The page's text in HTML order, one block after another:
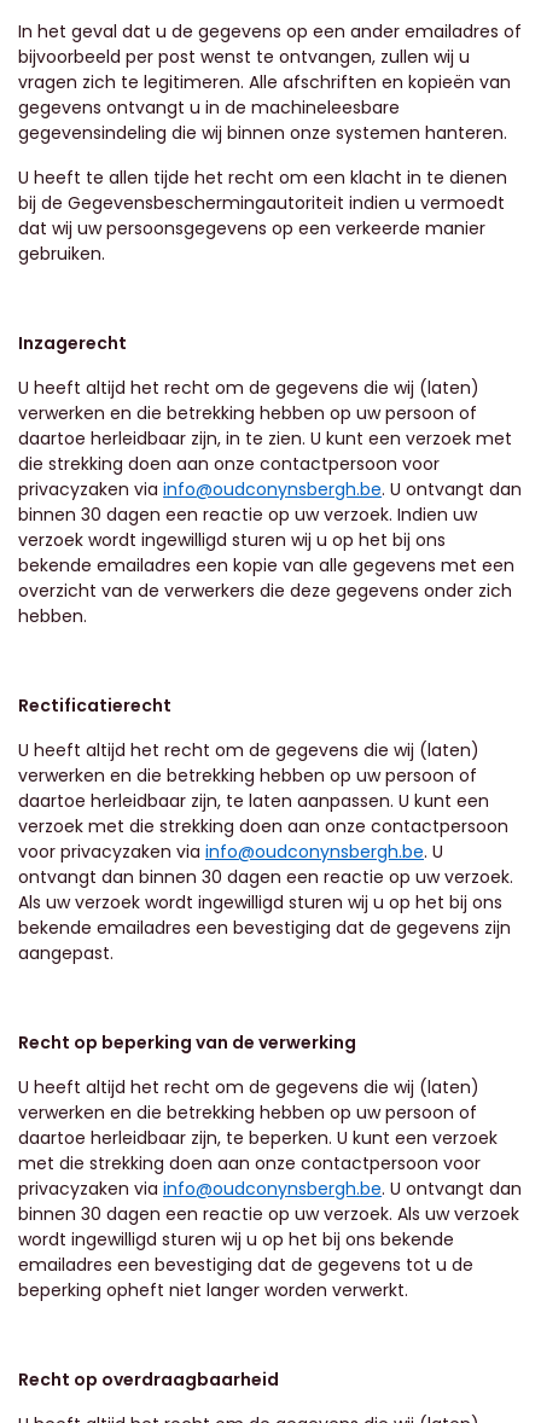
In het geval dat u de gegevens op een ander emailadres of
bijvoorbeeld per post wenst te ontvangen, zullen wij u
vragen zich te legitimeren. Alle afschriften en kopieën van
gegevens ontvangt u in de machineleesbare
gegevensindeling die wij binnen onze systemen hanteren.
U heeft te allen tijde het recht om een klacht in te dienen
bij de Gegevensbeschermingautoriteit indien u vermoedt
dat wij uw persoonsgegevens op een verkeerde manier
gebruiken.
Inzagerecht
U heeft altijd het recht om de gegevens die wij (laten)
verwerken en die betrekking hebben op uw persoon of
daartoe herleidbaar zijn, in te zien. U kunt een verzoek met
die strekking doen aan onze contactpersoon voor
privacyzaken via info@oudconynsbergh.be. U ontvangt dan
binnen 30 dagen een reactie op uw verzoek. Indien uw
verzoek wordt ingewilligd sturen wij u op het bij ons
bekende emailadres een kopie van alle gegevens met een
overzicht van de verwerkers die deze gegevens onder zich
hebben.
Rectificatierecht
U heeft altijd het recht om de gegevens die wij (laten)
verwerken en die betrekking hebben op uw persoon of
daartoe herleidbaar zijn, te laten aanpassen. U kunt een
verzoek met die strekking doen aan onze contactpersoon
voor privacyzaken via info@oudconynsbergh.be. U
ontvangt dan binnen 30 dagen een reactie op uw verzoek.
Als uw verzoek wordt ingewilligd sturen wij u op het bij ons
bekende emailadres een bevestiging dat de gegevens zijn
aangepast.
Recht op beperking van de verwerking
U heeft altijd het recht om de gegevens die wij (laten)
verwerken en die betrekking hebben op uw persoon of
daartoe herleidbaar zijn, te beperken. U kunt een verzoek
met die strekking doen aan onze contactpersoon voor
privacyzaken via info@oudconynsbergh.be. U ontvangt dan
binnen 30 dagen een reactie op uw verzoek. Als uw verzoek
wordt ingewilligd sturen wij u op het bij ons bekende
emailadres een bevestiging dat de gegevens tot u de
beperking opheft niet langer worden verwerkt.
Recht op overdraagbaarheid